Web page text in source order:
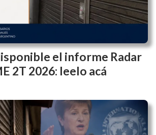
analizó la situación
advirtió sobre el impacto
el consumo y las PyMEs